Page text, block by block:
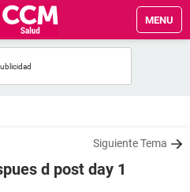
MENU
Siguiente Tema
d post day 1